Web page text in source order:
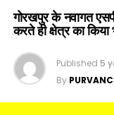
गोरखपुर के नवागत
करते ही क्षेत्र का
Published 5
By